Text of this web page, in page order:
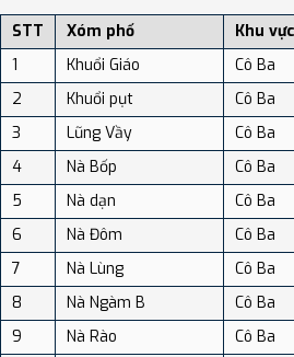
STT Xóm phố Khu vực
1
Khuổi Giáo Cô Ba
2
Khuổi pụt Cô Ba
3
Lũng Vầy Cô Ba
4
Nà Bốp Cô Ba
5
Nà dạn Cô Ba
6
Nà Đôm Cô Ba
7
Nà Lùng Cô Ba
8
Nà Ngàm B Cô Ba
9
Nà Rào Cô Ba